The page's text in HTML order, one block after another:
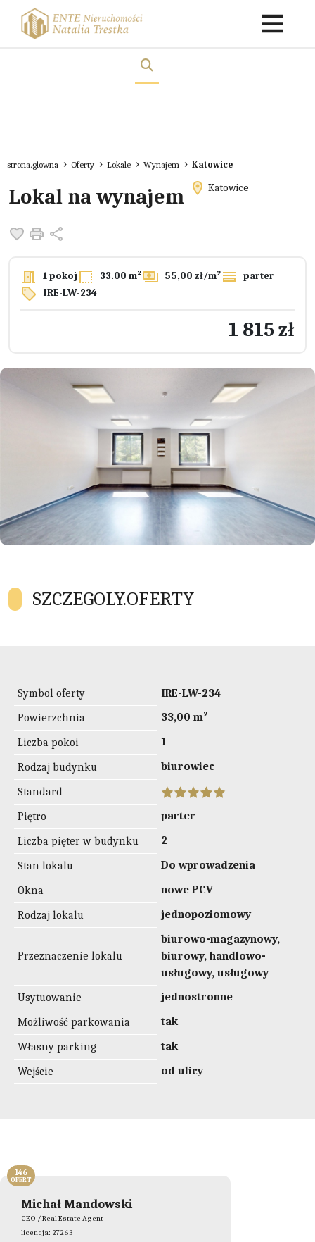
strona.glowna Oferty Lokale Wynajem Katowice
Lokal na wynajem Katowice
Dodaj do ulubionych
Drukuj
1 pokoj 33.00 m² 55,00 zł/m2
parter
IRE-LW-234
1 815 zł
SZCZEGOLY.OFERTY
Symbol oferty
IRE-LW-234
Powierzchnia
33,00 m²
Liczba pokoi
1
Rodzaj budynku
biurowiec
Standard
Piętro
parter
Liczba pięter w budynku
2
Stan lokalu
Do wprowadzenia
Okna
nowe PCV
Rodzaj lokalu
jednopoziomowy
Przeznaczenie lokalu
biurowo-magazynowy,
biurowy, handlowo-
usługowy, usługowy
Usytuowanie
jednostronne
Możliwość parkowania
tak
Własny parking
tak
Wejście
od ulicy
Michał Mandowski
CEO / Real Estate Agent
licencja: 27263
146
OFERT